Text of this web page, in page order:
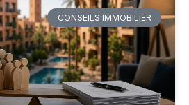
CONSEILS IMMOBILIER